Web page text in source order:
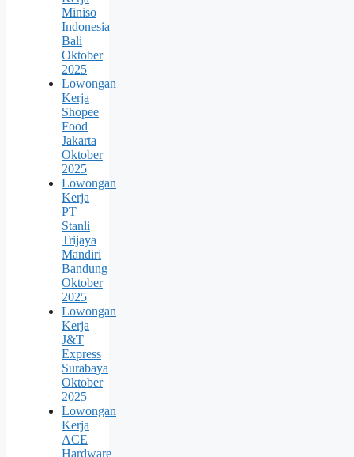
Miniso
Indonesia
Bali
Oktober
2025
Lowongan
Kerja
Shopee
Food
Jakarta
Oktober
2025
Lowongan
Kerja
PT
Stanli
Trijaya
Mandiri
Bandung
Oktober
2025
Lowongan
Kerja
J&T
Express
Surabaya
Oktober
2025
Lowongan
Kerja
ACE
Hardware